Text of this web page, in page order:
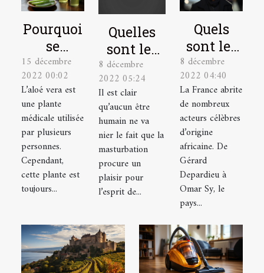
Pourquoi
se
soigner
avec la
plante
aloé vera
?
15 décembre
2022 00:02
L’aloé vera est
une plante
médicale utilisée
par plusieurs
personnes.
Cependant,
cette plante est
toujours...
Quelles
sont les
astuces
pour bien
se
masturber
?
8 décembre
2022 05:24
Il est clair
qu’aucun être
humain ne va
nier le fait que la
masturbation
procure un
plaisir pour
l’esprit de...
Quels
sont les
acteurs
noirs
français
les plus
célèbres ?
8 décembre
2022 04:40
La France abrite
de nombreux
acteurs célèbres
d’origine
africaine. De
Gérard
Depardieu à
Omar Sy, le
pays...